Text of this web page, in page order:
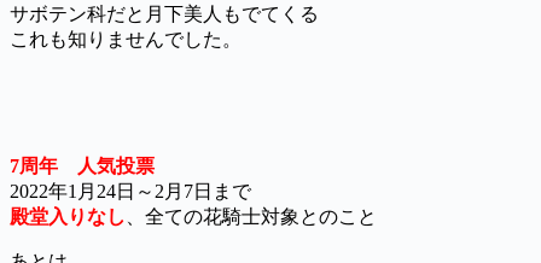
サボテン科だと月下美人もでてくる
これも知りませんでした。
7周年 人気投票
2022年1月24日～2月7日まで
殿堂入りなし
、全ての花騎士対象とのこと